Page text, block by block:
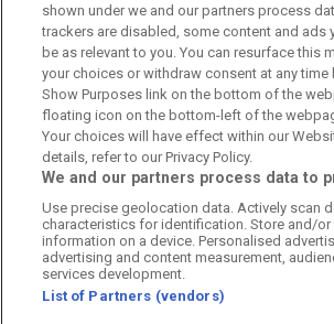
Sponsor: Rekatochklart
Annonsera på Fotbolldirekt
Redaktionell policy
Personuppgiftspolicy
Cookiepolicy
Arkiv
shown under we and our partners process
trackers are disabled, some content and ads
be as relevant to you. You can resurface this
your choices or withdraw consent at any time
Show Purposes link on the bottom of the
floating icon on the bottom-left of the
Your choices will have effect within our
details, refer to our Privacy Policy.
We and our partners process data to
Use precise geolocation data. Actively scan
characteristics for identification. Store and/
information on a device. Personalised
advertising and content measurement,
services development.
List of Partners (vendors)